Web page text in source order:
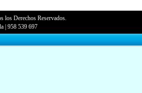
los Derechos Reservados.
|958 539 697